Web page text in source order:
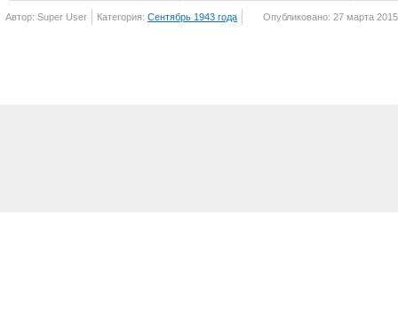
Автор: Super User Категория: Сентябрь 1943 года Опубликовано: 27 марта 2015